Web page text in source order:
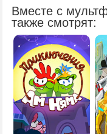
Вместе с
также смотрят: